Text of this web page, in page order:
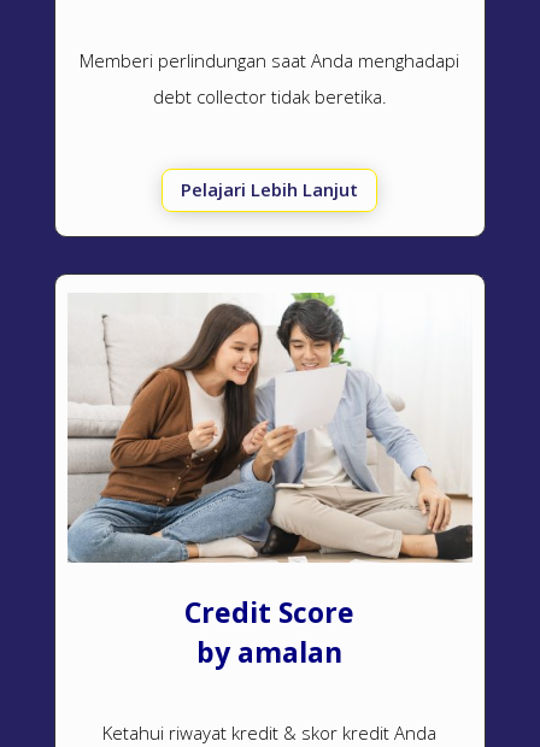
Memberi perlindungan saat Anda menghadapi
debt collector tidak beretika.
Pelajari Lebih Lanjut
Credit Score
by amalan
Ketahui riwayat kredit & skor kredit Anda